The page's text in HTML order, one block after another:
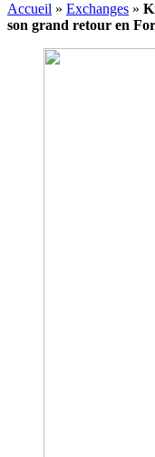
Accueil » Exchanges »
son grand retour en